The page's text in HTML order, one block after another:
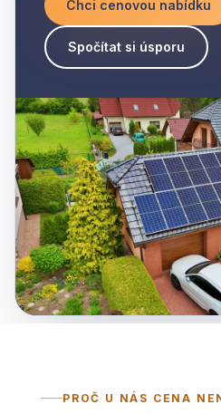
Chci cenovou nabídku
Spočítat si úsporu
PROČ U NÁS CENA